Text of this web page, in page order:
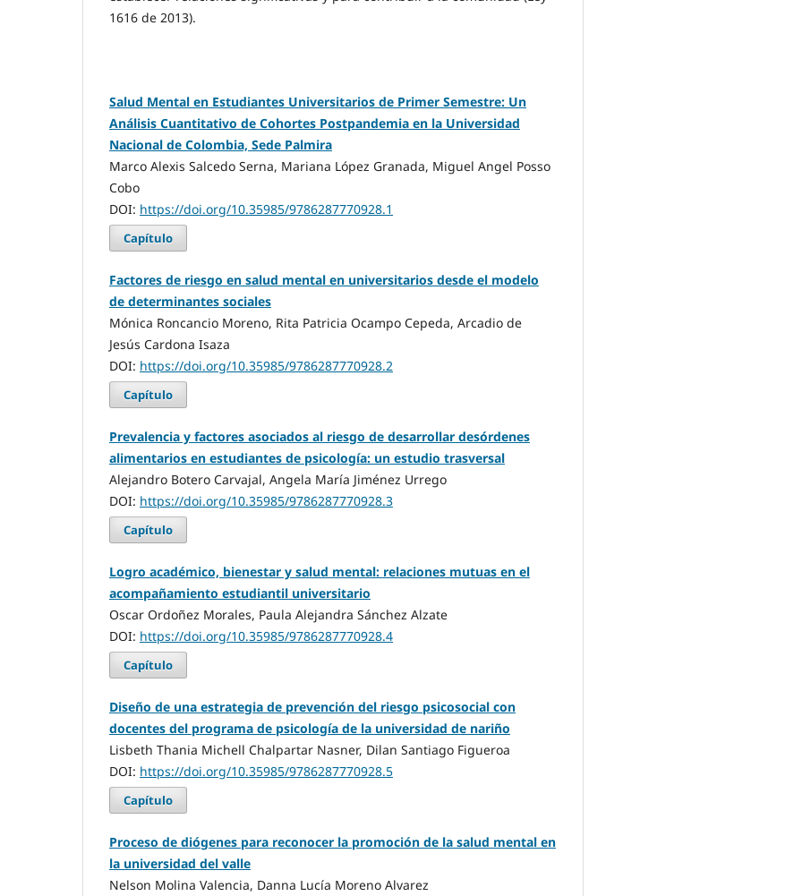
1616 de 2013).
Salud Mental en Estudiantes Universitarios de Primer Semestre: Un
Análisis Cuantitativo de Cohortes Postpandemia en la Universidad
Nacional de Colombia, Sede Palmira
Marco Alexis Salcedo Serna, Mariana López Granada, Miguel Angel Posso
Cobo
DOI: https://doi.org/10.35985/9786287770928.1
Capítulo
Factores de riesgo en salud mental en universitarios desde el modelo
de determinantes sociales
Mónica Roncancio Moreno, Rita Patricia Ocampo Cepeda, Arcadio de
Jesús Cardona Isaza
DOI: https://doi.org/10.35985/9786287770928.2
Capítulo
Prevalencia y factores asociados al riesgo de desarrollar desórdenes
alimentarios en estudiantes de psicología: un estudio trasversal
Alejandro Botero Carvajal, Angela María Jiménez Urrego
DOI: https://doi.org/10.35985/9786287770928.3
Capítulo
Logro académico, bienestar y salud mental: relaciones mutuas en el
acompañamiento estudiantil universitario
Oscar Ordoñez Morales, Paula Alejandra Sánchez Alzate
DOI: https://doi.org/10.35985/9786287770928.4
Capítulo
Diseño de una estrategia de prevención del riesgo psicosocial con
docentes del programa de psicología de la universidad de nariño
Lisbeth Thania Michell Chalpartar Nasner, Dilan Santiago Figueroa
DOI: https://doi.org/10.35985/9786287770928.5
Capítulo
Proceso de diógenes para reconocer la promoción de la salud mental en
la universidad del valle
Nelson Molina Valencia, Danna Lucía Moreno Alvarez